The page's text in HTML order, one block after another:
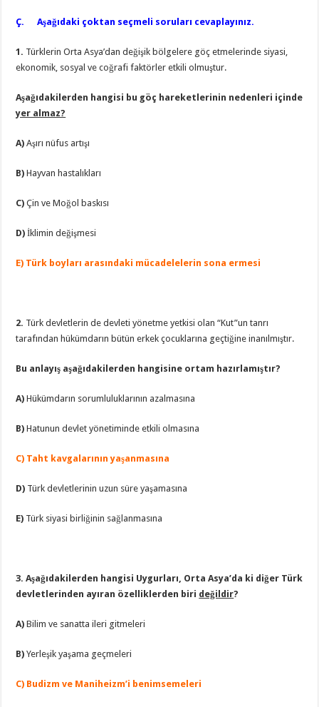
Ç. Aşağıdaki çoktan seçmeli soruları cevaplayınız.
1. Türklerin Orta Asya’dan değişik bölgelere göç etmelerinde siyasi,
ekonomik, sosyal ve coğrafi faktörler etkili olmuştur.
Aşağıdakilerden hangisi bu göç hareketlerinin nedenleri içinde
yer almaz?
A)Aşırı nüfus artışı
B)Hayvan hastalıkları
C)Çin ve Moğol baskısı
D)İklimin değişmesi
E) Türk boyları arasındaki mücadelelerin sona ermesi
2. Türk devletlerin de devleti yönetme yetkisi olan “Kut”un tanrı
tarafından hükümdarın bütün erkek çocuklarına geçtiğine inanılmıştır.
Bu anlayış aşağıdakilerden hangisine ortam hazırlamıştır?
A)Hükümdarın sorumluluklarının azalmasına
B)Hatunun devlet yönetiminde etkili olmasına
C) Taht kavgalarının yaşanmasına
D) Türk devletlerinin uzun süre yaşamasına
E) Türk siyasi birliğinin sağlanmasına
3. Aşağıdakilerden hangisi Uygurları, Orta Asya’da ki diğer Türk
devletlerinden ayıran özelliklerden biri değildir?
A)Bilim ve sanatta ileri gitmeleri
B)Yerleşik yaşama geçmeleri
C) Budizm ve Maniheizm’i benimsemeleri